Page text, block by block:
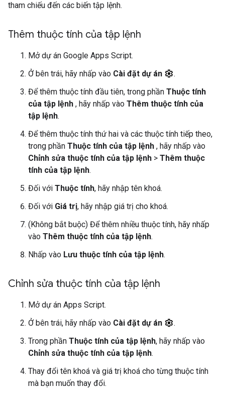
tham chiếu đến các biến tập lệnh.
Thêm thuộc tính của tập lệnh
Mở dự án Google Apps Script.
Ở bên trái, hãy nhấp vào Cài đặt dự án
.
Để thêm thuộc tính đầu tiên, trong phần Thuộc tính
của tập lệnh , hãy nhấp vào Thêm thuộc tính của
tập lệnh.
Để thêm thuộc tính thứ hai và các thuộc tính tiếp theo,
trong phần Thuộc tính của tập lệnh , hãy nhấp vào
Chỉnh sửa thuộc tính của tập lệnh > Thêm thuộc
tính của tập lệnh.
Đối với Thuộc tính, hãy nhập tên khoá.
Đối với Giá trị, hãy nhập giá trị cho khoá.
(Không bắt buộc) Để thêm nhiều thuộc tính, hãy nhấp
vào Thêm thuộc tính của tập lệnh.
Nhấp vào Lưu thuộc tính của tập lệnh.
Chỉnh sửa thuộc tính của tập lệnh
Mở dự án Apps Script.
Ở bên trái, hãy nhấp vào Cài đặt dự án
.
Trong phần Thuộc tính của tập lệnh, hãy nhấp vào
Chỉnh sửa thuộc tính của tập lệnh.
Thay đổi tên khoá và giá trị khoá cho từng thuộc tính
mà bạn muốn thay đổi.